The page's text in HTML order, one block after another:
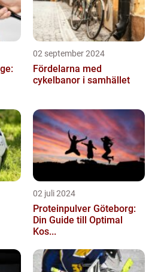
02 september 2024
Fördelarna med
cykelbanor i samhället
02 juli 2024
Proteinpulver Göteborg:
Din Guide till Optimal
Kos...